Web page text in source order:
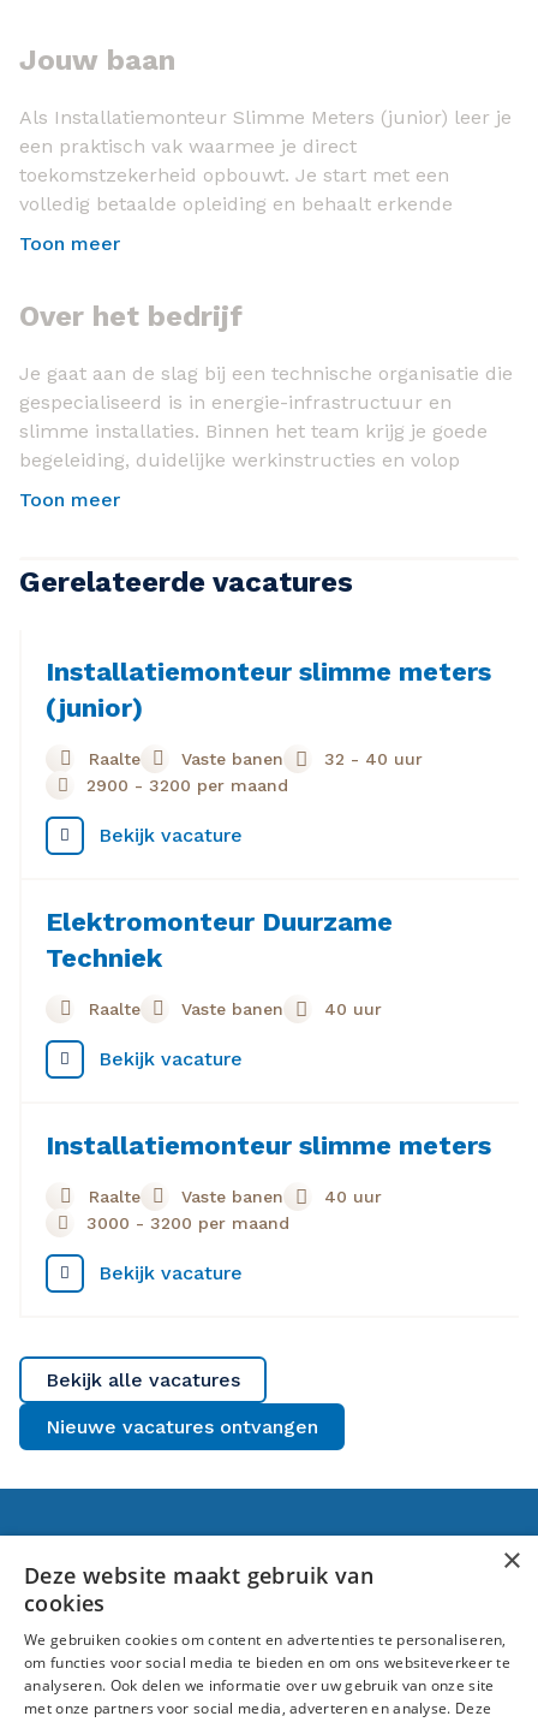
Jouw baan
Als Installatiemonteur Slimme Meters (junior) leer je
een praktisch vak waarmee je direct
toekomstzekerheid opbouwt. Je start met een
volledig betaalde opleiding en behaalt erkende
certificaten op het gebied van gas-, elektro- en
bewoners duidelijk uitleg te geven. Je werkt
stap aan een stabiele carrière in de techniek.
Wat je gaat doen
Als Installatiemonteur Slimme Meters (junior)
installeer en vervang je slimme gas- en
digitaal en signaleert technische afwijkingen.
functioneert.
Werktijden
Je werkt fulltime in dagdiensten van maandag t/m
vrijdag. Je planning biedt veel zelfstandigheid en
afwisseling in de regio Noord- en Oost-Nederland.
Installatiemonteur Slimme Meters (junior).
Toon meer
Over het bedrijf
Je gaat aan de slag bij een technische organisatie die
gespecialiseerd is in energie-infrastructuur en
slimme installaties. Binnen het team krijg je goede
begeleiding, duidelijke werkinstructies en volop
kansen om jezelf verder te ontwikkelen.
Toon meer
Gerelateerde vacatures
Installatiemonteur slimme meters
(junior)
Raalte Vaste banen
32 - 40 uur
2900 - 3200 per maand
Bekijk vacature
Elektromonteur Duurzame
Techniek
Raalte Vaste banen 40 uur
Bekijk vacature
Installatiemonteur slimme meters
Raalte Vaste banen
40 uur
3000 - 3200 per maand
Bekijk vacature
Bekijk alle vacatures
Nieuwe vacatures ontvangen
Banen in Raalte
Over ons
Volg ons
×
Deze website maakt gebruik van
cookies
We gebruiken cookies om content en advertenties te personaliseren,
om functies voor social media te bieden en om ons websiteverkeer te
analyseren. Ook delen we informatie over uw gebruik van onze site
met onze partners voor social media, adverteren en analyse. Deze